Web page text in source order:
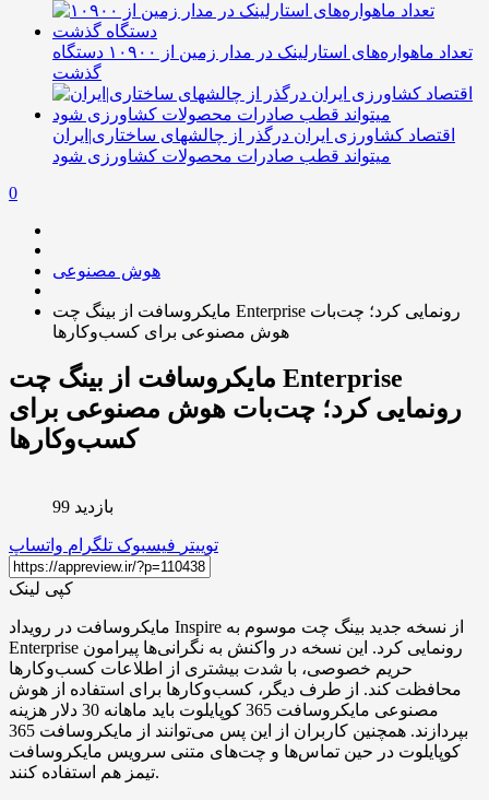
تعداد ماهواره‌های استارلینک‌ در مدار زمین از ۱۰۹۰۰ دستگاه
گذشت
اقتصاد کشاورزی ایران درگذر از چالشهای ساختاری|ایران
میتواند قطب صادرات محصولات کشاورزی شود
0
هوش مصنوعی
مایکروسافت از بینگ چت Enterprise رونمایی کرد؛ چت‌بات
هوش مصنوعی برای کسب‌وکارها
مایکروسافت از بینگ چت Enterprise
رونمایی کرد؛ چت‌بات هوش مصنوعی برای
کسب‌وکارها
بازدید 99
توییتر فیسبوک تلگرام واتساپ
کپی لینک
مایکروسافت در رویداد Inspire از نسخه جدید بینگ چت موسوم به
Enterprise رونمایی کرد. این نسخه در واکنش به نگرانی‌ها پیرامون
حریم خصوصی، با شدت بیشتری از اطلاعات کسب‌وکارها
محافظت کند. از طرف دیگر، کسب‌وکارها برای استفاده از هوش
مصنوعی مایکروسافت 365 کوپایلوت باید ماهانه 30 دلار هزینه
بپردازند. همچنین کاربران از این پس می‌توانند از مایکروسافت 365
کوپایلوت در حین تماس‌ها و چت‌های متنی سرویس مایکروسافت
تیمز هم استفاده کنند.